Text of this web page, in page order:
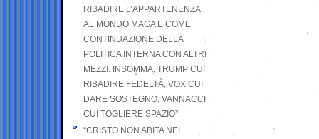
RIBADIRE L’APPARTENENZA
AL MONDO MAGA E COME
CONTINUAZIONE DELLA
POLITICA INTERNA CON ALTRI
MEZZI. INSOMMA, TRUMP CUI
RIBADIRE FEDELTÀ, VOX CUI
DARE SOSTEGNO, VANNACCI
CUI TOGLIERE SPAZIO”
“CRISTO NON ABITA NEI